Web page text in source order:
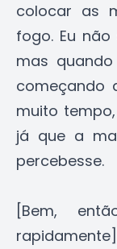
colocar as
fogo. Eu
mas
começando
muito
já que a
percebesse.
[Bem,